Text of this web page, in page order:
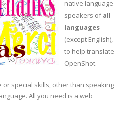
native language
speakers ofall
languages
(except English),
to help translate
OpenShot.
special skills, other than speaking
All you need is a web